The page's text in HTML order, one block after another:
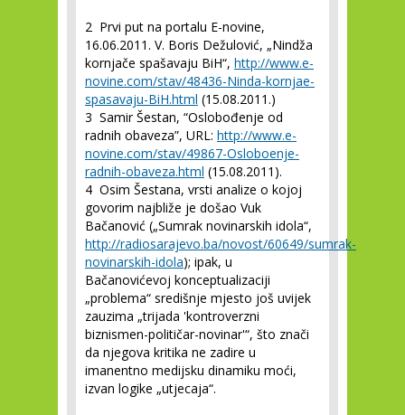
2 Prvi put na portalu E-novine,
16.06.2011. V. Boris Dežulović, „Nindža
kornjače spašavaju BiH“, http://www.e-
novine.com/stav/48436-Ninda-kornjae-
spasavaju-BiH.html (15.08.2011.)
3 Samir Šestan, “Oslobođenje od
radnih obaveza”, URL: http://www.e-
novine.com/stav/49867-Osloboenje-
radnih-obaveza.html (15.08.2011).
4 Osim Šestana, vrsti analize o kojoj
govorim najbliže je došao Vuk
Bačanović („Sumrak novinarskih idola“,
http://radiosarajevo.ba/novost/60649/sumrak-
novinarskih-idola); ipak, u
Bačanovićevoj konceptualizaciji
„problema“ središnje mjesto još uvijek
zauzima „trijada 'kontroverzni
biznismen-političar-novinar'“, što znači
da njegova kritika ne zadire u
imanentno medijsku dinamiku moći,
izvan logike „utjecaja“.